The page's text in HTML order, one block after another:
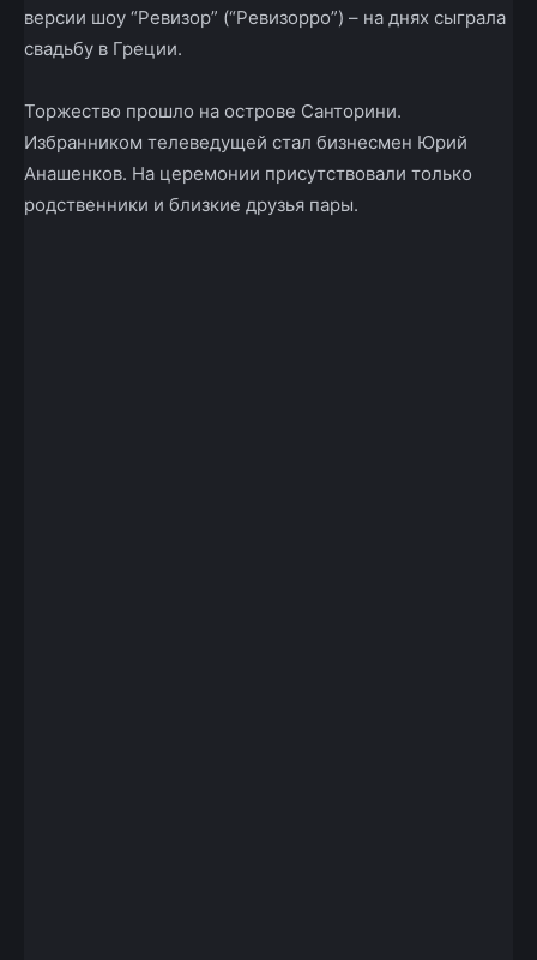
версии шоу “Ревизор” (“Ревизорро”) – на днях сыграла
свадьбу в Греции.
Торжество прошло на острове Санторини.
Избранником телеведущей стал бизнесмен Юрий
Анашенков. На церемонии присутствовали только
родственники и близкие друзья пары.